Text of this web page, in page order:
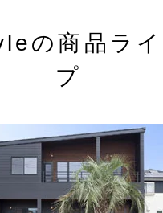
の商品ライ
プ